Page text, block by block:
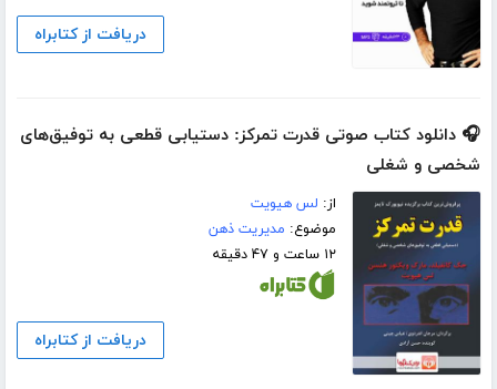
دریافت از کتابراه
🎧 دانلود کتاب صوتی قدرت تمرکز: دستیابی قطعی به توفیق‌های
شخصی و شغلی
از: لس هیویت
موضوع: مدیریت ذهن
۱۲ ساعت و ۴۷ دقیقه
دریافت از کتابراه